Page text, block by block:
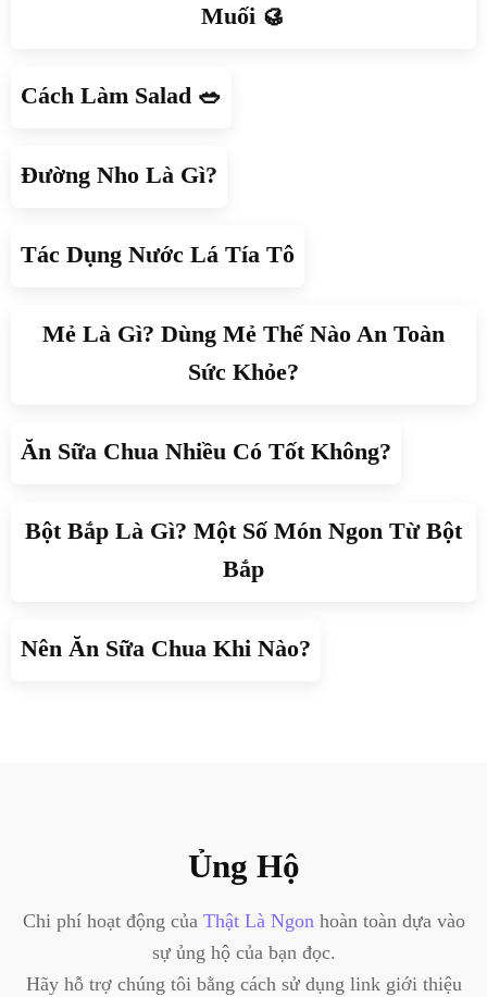
Muối 🥮
Cách Làm Salad 🥗
Đường Nho Là Gì?
Tác Dụng Nước Lá Tía Tô
Mẻ Là Gì? Dùng Mẻ Thế Nào An Toàn
Sức Khỏe?
Ăn Sữa Chua Nhiều Có Tốt Không?
Bột Bắp Là Gì? Một Số Món Ngon Từ Bột
Bắp
Nên Ăn Sữa Chua Khi Nào?
Ủng Hộ
Chi phí hoạt động của Thật Là Ngonhoàn toàn dựa vào
sự ủng hộ của bạn đọc.
Hãy hỗ trợ chúng tôi bằng cách sử dụng link giới thiệu